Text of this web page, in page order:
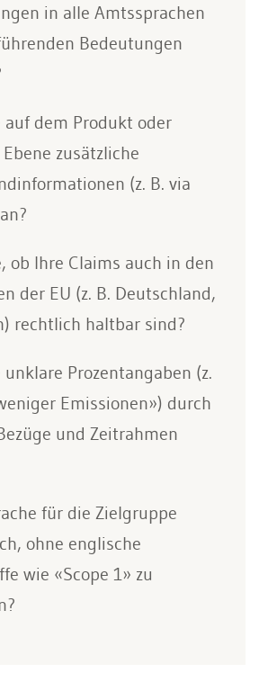
in alle Amtssprachen
Bedeutungen
auf dem Produkt oder
zusätzliche
(z. B. via
ob Ihre Claims auch in den
der EU (z. B. Deutschland,
rechtlich haltbar sind?
unklare Prozentangaben (z.
Emissionen») durch
und Zeitrahmen
für die Zielgruppe
ohne englische
wie «Scope 1» zu